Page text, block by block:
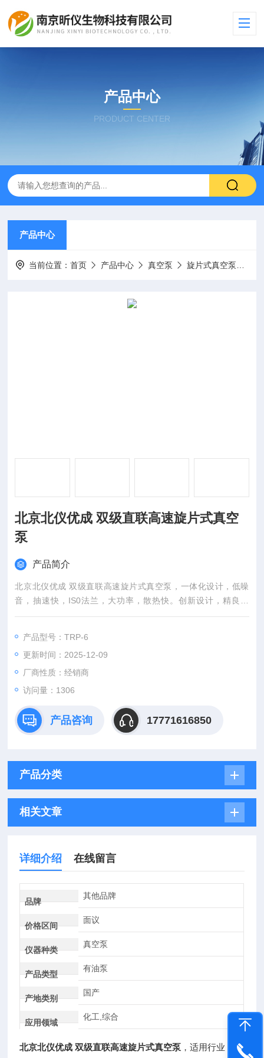
产品中心
PRODUCT CENTER
产品中心
当前位置：首页 产品中心 真空泵 旋片式真空泵
北京北仪优成 双级直联高速旋片式真空
泵
产品简介
北京北仪优成 双级直联高速旋片式真空泵，一体化设计，低噪
音，抽速快，IS0法兰，大功率，散热快。创新设计，精良制
造，满足客户需求。
产品型号：TRP-6
更新时间：2025-12-09
厂商性质：经销商
访问量：1306
产品咨询 17771616850
产品分类
相关文章
详细介绍 在线留言
品牌
其他品牌
价格区间
面议
仪器种类
真空泵
产品类型
有油泵
产地类别
国产
应用领域
化工,综合
北京北仪优成 双级直联高速旋片式真空泵 ，适用行业：